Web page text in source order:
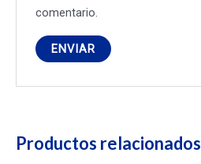
comentario.
Productos relacionados